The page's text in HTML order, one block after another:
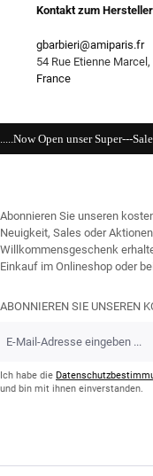
Kontakt zum Hersteller
gbarbieri@amiparis.fr
54 Rue Etienne
France
Super---Sale...im
Abonnieren Sie unseren
Neuigkeit, Sales oder
Willkommensgeschenk
Einkauf im Onlineshop oder
ABONNIEREN SIE UNSEREN
Mail-
*Ich habe die
und bin mit ihnen einverstanden.